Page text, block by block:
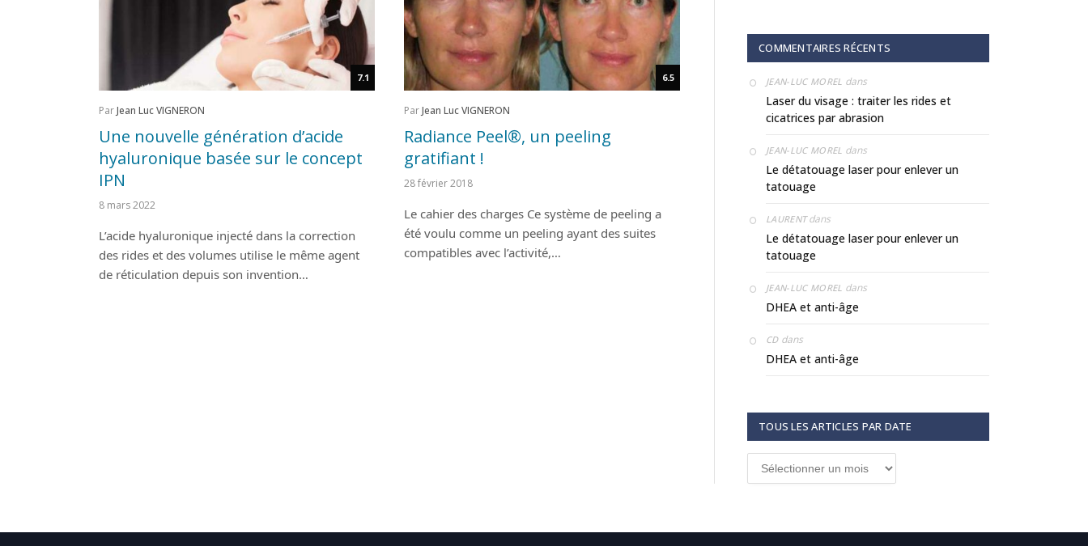
7.1
ParJean Luc VIGNERON
Une nouvelle génération d’acide
hyaluronique basée sur le concept
IPN
8 mars 2022
L’acide hyaluronique injecté dans la correction
des rides et des volumes utilise le même agent
de réticulation depuis son invention…
6.5
ParJean Luc VIGNERON
Radiance Peel®, un peeling
gratifiant !
28 février 2018
Le cahier des charges Ce système de peeling a
été voulu comme un peeling ayant des suites
compatibles avec l’activité,…
COMMENTAIRES RÉCENTS
JEAN-LUC MOREL dans
Laser du visage : traiter les rides et
cicatrices par abrasion
JEAN-LUC MOREL dans
Le détatouage laser pour enlever un
tatouage
LAURENTdans
Le détatouage laser pour enlever un
tatouage
JEAN-LUC MOREL dans
DHEA et anti-âge
CDdans
DHEA et anti-âge
TOUS LES ARTICLES PAR DATE
Tous
date